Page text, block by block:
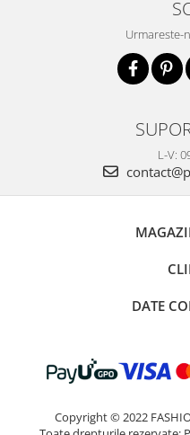
Urmareste-
L-V:
DATE
Copyright © 2022